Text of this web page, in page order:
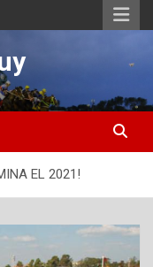
EL 2021!